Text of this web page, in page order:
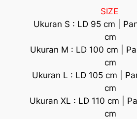
SIZE
Ukuran S : LD 95 cm |
cm
Ukuran M : LD 100 cm |
cm
Ukuran L : LD 105 cm |
cm
Ukuran XL : LD 110 cm |
cm